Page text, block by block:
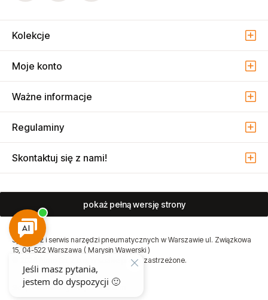
Kolekcje
Moje konto
Ważne informacje
Regulaminy
Skontaktuj się z nami!
pokaż pełną wersję strony
Sprzedaż i serwis narzędzi pneumatycznych w Warszawie ul. Związkowa
15, 04-522 Warszawa ( Marysin Wawerski )
© 2026 Atmo Sp. z o.o. Wszelkie prawa zastrzeżone.
Sklep internetowy Shoper Premium